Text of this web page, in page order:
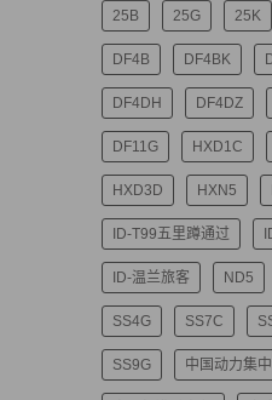
25B 25G 25K
DF4B DF4BK
DF4DH DF4DZ
DF11G HXD1C
HXD3D HXN5
ID-T99五里蹲通过
ID-温兰旅客 ND5
SS4G SS7C
SS9G 中国动力集